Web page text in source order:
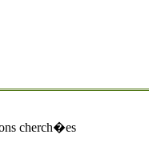
cherch�es